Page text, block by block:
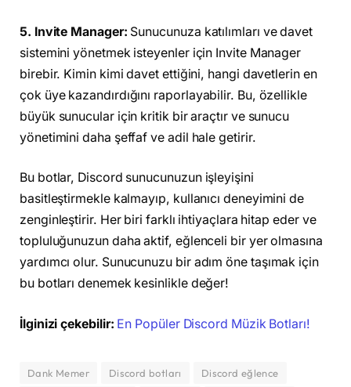
5. Invite Manager: Sunucunuza katılımları ve davet
sistemini yönetmek isteyenler için Invite Manager
birebir. Kimin kimi davet ettiğini, hangi davetlerin en
çok üye kazandırdığını raporlayabilir. Bu, özellikle
büyük sunucular için kritik bir araçtır ve sunucu
yönetimini daha şeffaf ve adil hale getirir.
Bu botlar, Discord sunucunuzun işleyişini
basitleştirmekle kalmayıp, kullanıcı deneyimini de
zenginleştirir. Her biri farklı ihtiyaçlara hitap eder ve
topluluğunuzun daha aktif, eğlenceli bir yer olmasına
yardımcı olur. Sunucunuzu bir adım öne taşımak için
bu botları denemek kesinlikle değer!
İlginizi çekebilir: En Popüler Discord Müzik Botları!
Dank Memer Discord botları Discord eğlence